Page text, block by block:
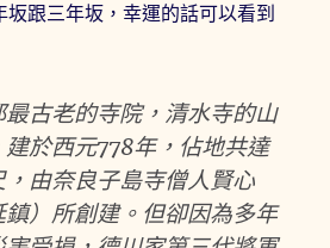
跟三年坂，幸運的話可以看到
古老的寺院，清水寺的山
於西元778年，佔地共達
，由奈良子島寺僧人賢心
鎮）所創建。但卻因為多年